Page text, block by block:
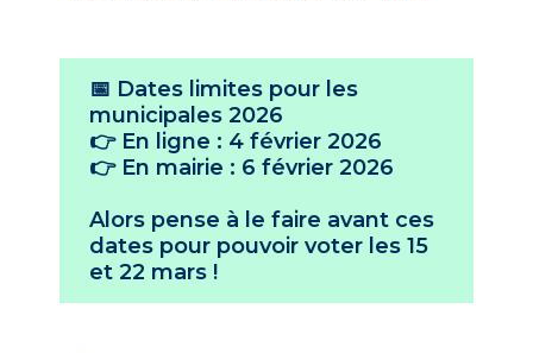
📅 Dates limites pour les
municipales 2026
👉 En ligne : 4 février 2026
👉 En mairie : 6 février 2026
Alors pense à le faire avant ces
dates pour pouvoir voter les 15
et 22 mars !